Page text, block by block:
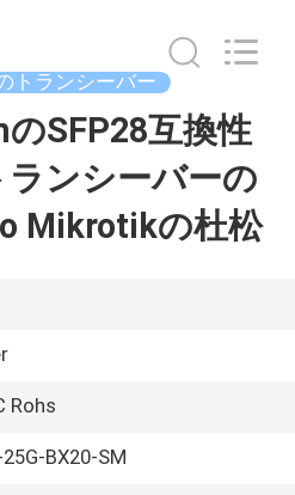
トランシーバー
SFP28互換性
ンシーバーの
Mikrotikの杜松
Rohs
BX20-SM